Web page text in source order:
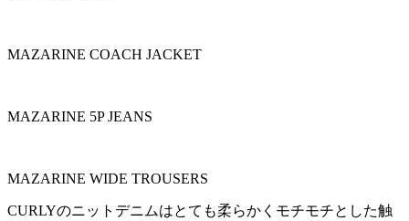
MAZARINE COACH JACKET
MAZARINE 5P JEANS
MAZARINE WIDE TROUSERS
CURLYのニットデニムはとても柔らかくモチモチとした触